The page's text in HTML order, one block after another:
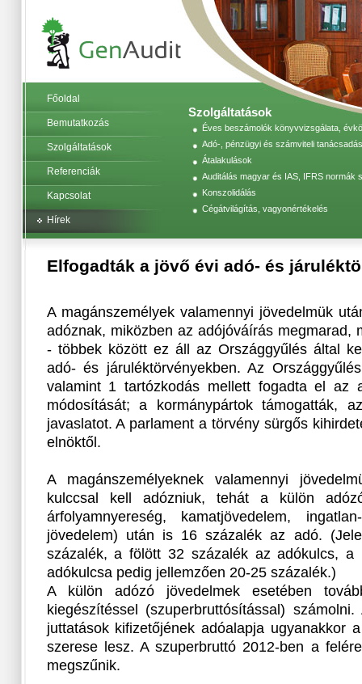
Főoldal
Bemutatkozás
Szolgáltatások
Referenciák
Kapcsolat
Hírek
Szolgáltatások
Éves beszámolók könyvvizsgálata,
Adó-, pénzügyi és számviteli
Átalakulások
Auditálás magyar és IAS, IFRS normák
Konszolidálás
Cégátvilágítás, vagyonértékelés
Elfogadták a jövő évi adó- és
A magánszemélyek valamennyi jövedelmük
adóznak, miközben az adójóváírás megmarad,
- többek között ez áll az Országgyűlés által
adó- és járuléktörvényekben. Az
valamint 1 tartózkodás mellett fogadta el az
módosítását; a kormánypártok támogatták,
javaslatot. A parlament a törvény sürgős
elnöktől.
A magánszemélyeknek valamennyi
kulccsal kell adózniuk, tehát a külön
árfolyamnyereség, kamatjövedelem,
jövedelem) után is 16 százalék az adó.
százalék, a fölött 32 százalék az adókulcs, a
adókulcsa pedig jellemzően 20-25 százalék.)
A külön adózó jövedelmek esetében
kiegészítéssel (szuperbruttósítással)
juttatások kifizetőjének adóalapja ugyanakkor
szerese lesz. A szuperbruttó 2012-ben a
megszűnik.